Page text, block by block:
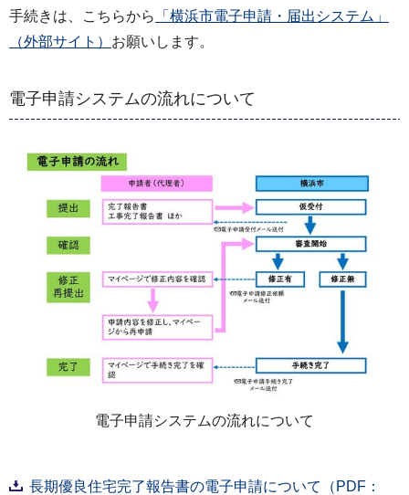
手続きは、こちらから
「横浜市電子申請・届出システム」
（外部サイト） お願いします。
電子申請システムの流れについて
電子申請システムの流れについて
長期優良住宅完了報告書の電子申請について（PDF：